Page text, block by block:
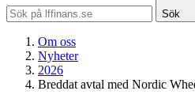
Sök
Om oss
Nyheter
2026
Breddat avtal med Nordic